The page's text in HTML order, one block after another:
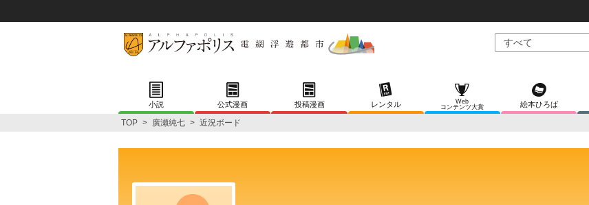
小説 公式漫画 投稿漫画 レンタル
Web
コンテンツ大賞
絵本ひろば
TOP > 廣瀬純七 > 近況ボード